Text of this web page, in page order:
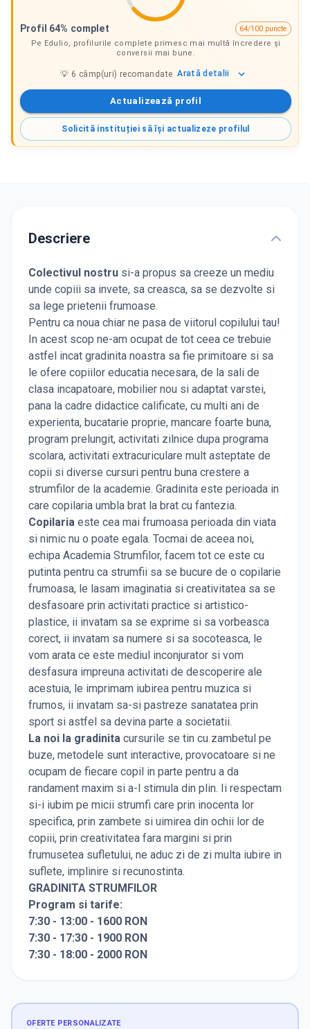
Profil 64% complet
64/100 puncte
Pe Edulio, profilurile complete primesc mai multă încredere și
conversii mai bune.
💡 6 câmp(uri) recomandate Arată detalii
Actualizează profil
Solicită instituției să își actualizeze profilul
Descriere
Colectivul nostru si-a propus sa creeze un mediu
unde copiii sa invete, sa creasca, sa se dezvolte si
sa lege prietenii frumoase.
Pentru ca noua chiar ne pasa de viitorul copilului tau!
In acest scop ne-am ocupat de tot ceea ce trebuie
astfel incat gradinita noastra sa fie primitoare si sa
le ofere copiilor educatia necesara, de la sali de
clasa incapatoare, mobilier nou si adaptat varstei,
pana la cadre didactice calificate, cu multi ani de
experienta, bucatarie proprie, mancare foarte buna,
program prelungit, activitati zilnice dupa programa
scolara, activitati extracuriculare mult asteptate de
copii si diverse cursuri pentru buna crestere a
strumfilor de la academie. Gradinita este perioada in
care copilaria umbla brat la brat cu fantezia.
Copilaria este cea mai frumoasa perioada din viata
si nimic nu o poate egala. Tocmai de aceea noi,
echipa Academia Strumfilor, facem tot ce este cu
putinta pentru ca strumfii sa se bucure de o copilarie
frumoasa, le lasam imaginatia si creativitatea sa se
desfasoare prin activitati practice si artistico-
plastice, ii invatam sa se exprime si sa vorbeasca
corect, ii invatam sa numere si sa socoteasca, le
vom arata ce este mediul inconjurator si vom
desfasura impreuna activitati de descoperire ale
acestuia, le imprimam iubirea pentru muzica si
frumos, ii invatam sa-si pastreze sanatatea prin
sport si astfel sa devina parte a societatii.
La noi la gradinita cursurile se tin cu zambetul pe
buze, metodele sunt interactive, provocatoare si ne
ocupam de fiecare copil in parte pentru a da
randament maxim si a-l stimula din plin. Ii respectam
si-i iubim pe micii strumfi care prin inocenta lor
specifica, prin zambete si uimirea din ochii lor de
copiii, prin creativitatea fara margini si prin
frumusetea sufletului, ne aduc zi de zi multa iubire in
suflete, implinire si recunostinta.
GRADINITA STRUMFILOR
Program si tarife:
7:30 - 13:00 - 1600 RON
7:30 - 17:30 - 1900 RON
7:30 - 18:00 - 2000 RON
OFERTE PERSONALIZATE